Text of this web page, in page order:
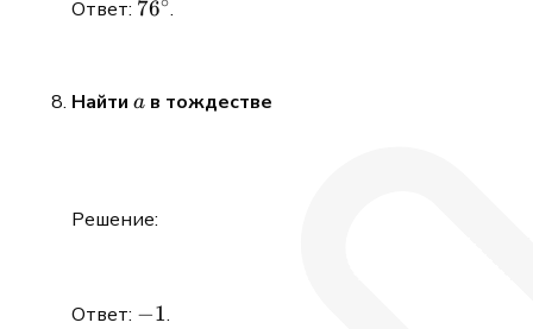
Ответ: 76^\circ
76 .
Найти a
a в тождестве
Решение:
Ответ: -1
−1.